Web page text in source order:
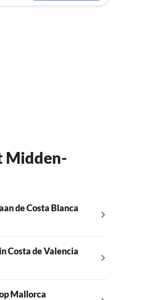
Midden-
de Costa Blanca
Costa de Valencia
Mallorca